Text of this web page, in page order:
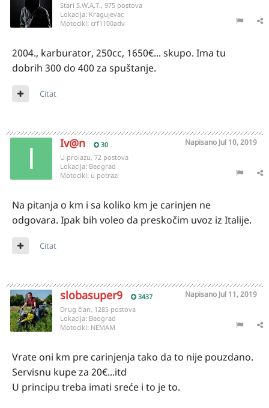
Stari S.W.A.T., 975 postova
Lokacija: Kragujevac
Motocikl: crf1100adv
2004., karburator, 250cc, 1650€... skupo. Ima tu
dobrih 300 do 400 za spuštanje.
Citat
Iv@n 30 Napisano Jul 10, 2019
U prolazu, 72 postova
Lokacija: Beograd
Motocikl: u potrazi
Na pitanja o km i sa koliko km je carinjen ne
odgovara. Ipak bih voleo da preskočim uvoz iz Italije.
Citat
slobasuper9 3437 Napisano Jul 11, 2019
Drug član, 1285 postova
Lokacija: Beograd
Motocikl: NEMAM
Vrate oni km pre carinjenja tako da to nije pouzdano.
Servisnu kupe za 20€...itd
U principu treba imati sreće i to je to.